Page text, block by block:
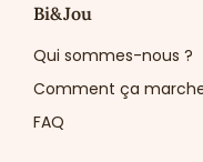
Bi&Jou
Qui sommes-nous ?
Comment ça
FAQ